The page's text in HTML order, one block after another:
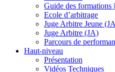
Guide des formations
Ecole d’arbitrage
Juge Arbitre Jeune
Juge Arbitre (JA)
Parcours de
Haut-niveau
Présentation
Vidéos Techniques